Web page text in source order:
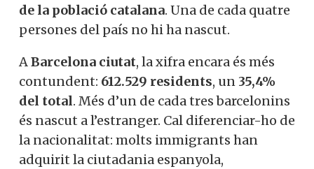
de la població catalana. Una de cada quatre
persones del país no hi ha nascut.
ABarcelona ciutat, la xifra encara és més
contundent: 612.529 residents, un 35,4%
del total. Més d’un de cada tres barcelonins
és nascut a l’estranger. Cal diferenciar-ho de
la nacionalitat: molts immigrants han
adquirit la ciutadania espanyola,